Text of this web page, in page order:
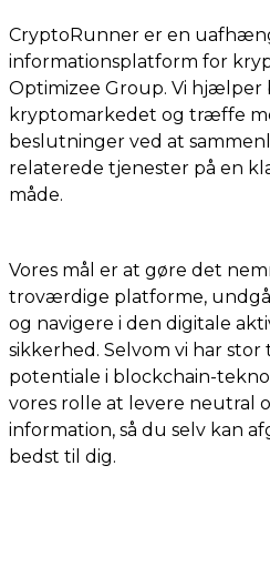
CryptoRunner er en
informationsplatform for
Optimizee Group. Vi hjælper
kryptomarkedet og træffe
beslutninger ved at
relaterede tjenester på en
måde.
Vores mål er at gøre det
troværdige platforme,
og navigere i den digitale
sikkerhed. Selvom vi har
potentiale i blockchain-
vores rolle at levere neutral
information, så du selv kan
bedst til dig.